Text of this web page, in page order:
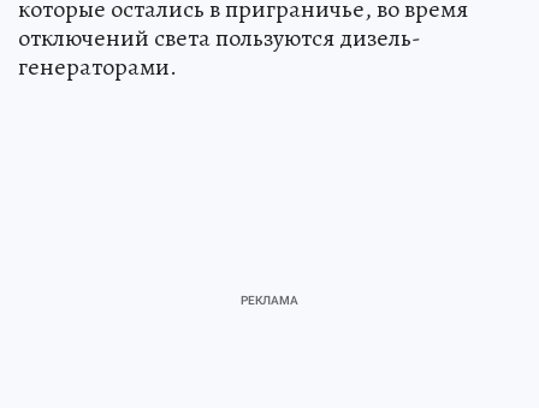
которые остались в приграничье, во время
отключений света пользуются дизель-
генераторами.